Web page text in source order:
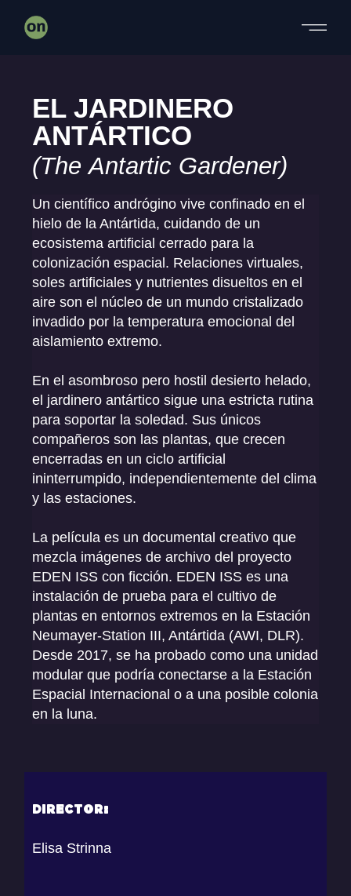
EL JARDINERO
ANTÁRTICO
(The Antartic Gardener)
Un científico andrógino vive confinado en el
hielo de la Antártida, cuidando de un
ecosistema artificial cerrado para la
colonización espacial. Relaciones virtuales,
soles artificiales y nutrientes disueltos en el
aire son el núcleo de un mundo cristalizado
invadido por la temperatura emocional del
aislamiento extremo.
En el asombroso pero hostil desierto helado,
el jardinero antártico sigue una estricta rutina
para soportar la soledad. Sus únicos
compañeros son las plantas, que crecen
encerradas en un ciclo artificial
ininterrumpido, independientemente del clima
y las estaciones.
La película es un documental creativo que
mezcla imágenes de archivo del proyecto
EDEN ISS con ficción. EDEN ISS es una
instalación de prueba para el cultivo de
plantas en entornos extremos en la Estación
Neumayer-Station III, Antártida (AWI, DLR).
Desde 2017, se ha probado como una unidad
modular que podría conectarse a la Estación
Espacial Internacional o a una posible colonia
en la luna.
DIRECTOR:
Elisa Strinna